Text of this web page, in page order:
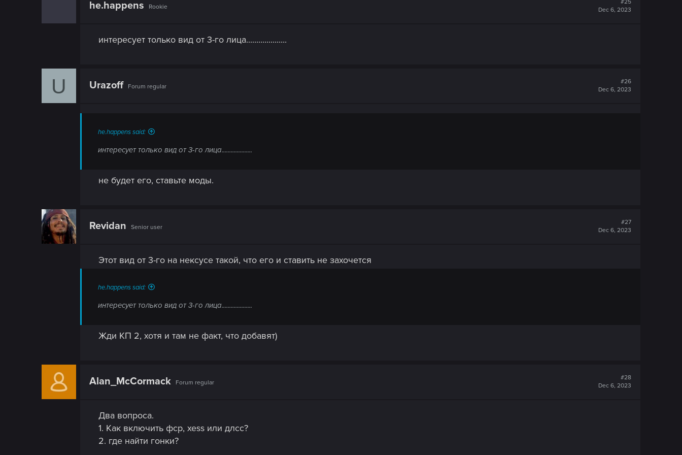
he.happens Rookie
#25
Dec 6, 2023
интересует только вид от 3-го лица....................
U Urazoff Forum regular
#26
Dec 6, 2023
he.happens said:
интересует только вид от 3-го лица....................
не будет его, ставьте моды.
Revidan Senior user
#27
Dec 6, 2023
Этот вид от 3-го на нексусе такой, что его и ставить не захочется
he.happens said:
интересует только вид от 3-го лица....................
Жди КП 2, хотя и там не факт, что добавят)
Alan_McCormack Forum regular
#28
Dec 6, 2023
Два вопроса.
1. Как включить фср, xess или длсс?
2. где найти гонки?